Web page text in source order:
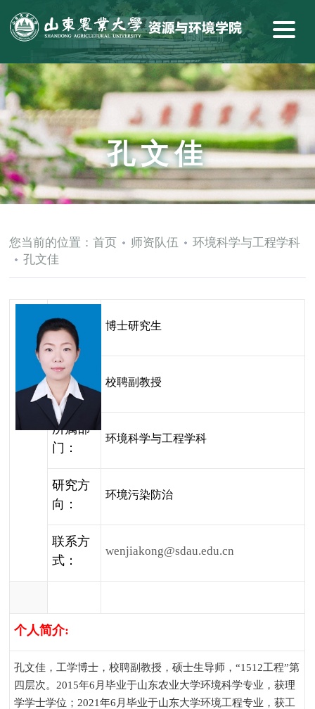
孔文佳
您当前的位置：首页 师资队伍
环境科学与工程学科
孔文佳
学
历：
博士研究生
职
称：
校聘副教授
所属部
门：
环境科学与工程学科
研究方
向：
环境污染防治
联系方
式：
wenjiakong@sdau.edu.cn
个人简介:
孔文佳，工学博士，校聘副教授，硕士生导师，“1512工程”第
四层次。 2015年6 月毕业于山东农业大学环境科学专业，获理
学学士学位； 2021年6 月毕业于山东大学环境工程专业，获工